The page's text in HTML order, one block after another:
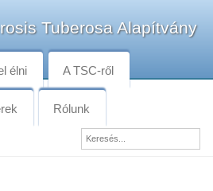
Tuberosa Alapítvány
élni A TSC-ről
Rólunk